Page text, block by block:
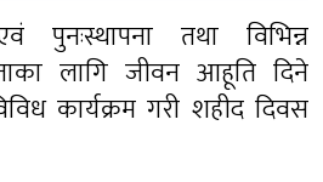
पुनःस्थापना तथा विभिन्न
लागि जीवन आहूति दिने
कार्यक्रम गरी शहीद दिवस